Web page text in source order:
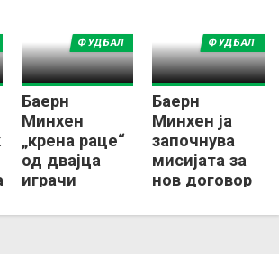
Баерн
Минхен
„крена раце“
од двајца
играчи
милиони
ФУДБАЛ
Баерн
Минхен ја
започнува
мисијата за
нов договор
ФУДБАЛ